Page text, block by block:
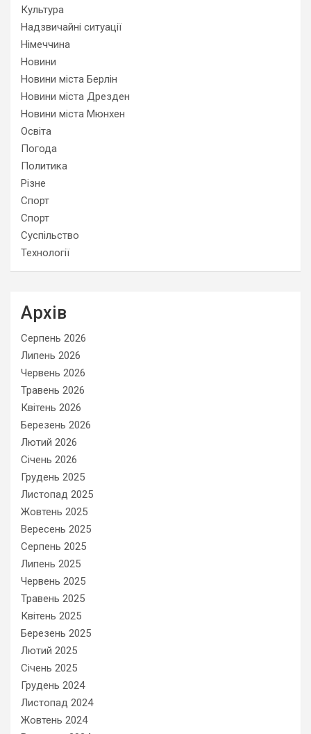
Культура
Надзвичайні ситуації
Німеччина
Новини
Новини міста Берлін
Новини міста Дрезден
Новини міста Мюнхен
Освіта
Погода
Политика
Різне
Спорт
Спорт
Суспільство
Технології
Архів
Серпень 2026
Липень 2026
Червень 2026
Травень 2026
Квітень 2026
Березень 2026
Лютий 2026
Січень 2026
Грудень 2025
Листопад 2025
Жовтень 2025
Вересень 2025
Серпень 2025
Липень 2025
Червень 2025
Травень 2025
Квітень 2025
Березень 2025
Лютий 2025
Січень 2025
Грудень 2024
Листопад 2024
Жовтень 2024